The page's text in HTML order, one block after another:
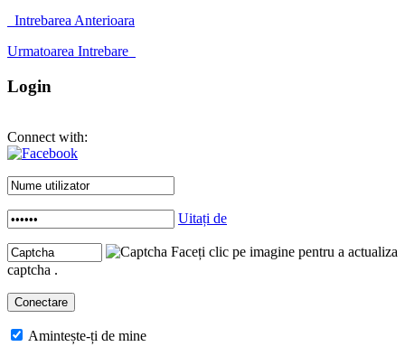
Intrebarea Anterioara
Urmatoarea Intrebare
Login
Connect with:
Uitați de
Faceți clic pe imagine pentru a actualiza
captcha .
Amintește-ți de mine